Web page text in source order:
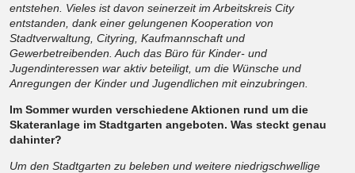
entstehen. Vieles ist davon seinerzeit im Arbeitskreis City
entstanden, dank einer gelungenen Kooperation von
Stadtverwaltung, Cityring, Kaufmannschaft und
Gewerbetreibenden. Auch das Büro für Kinder- und
Jugendinteressen war aktiv beteiligt, um die Wünsche und
Anregungen der Kinder und Jugendlichen mit einzubringen.
Im Sommer wurden verschiedene Aktionen rund um die
Skateranlage im Stadtgarten angeboten. Was steckt genau
dahinter?
Um den Stadtgarten zu beleben und weitere niedrigschwellige